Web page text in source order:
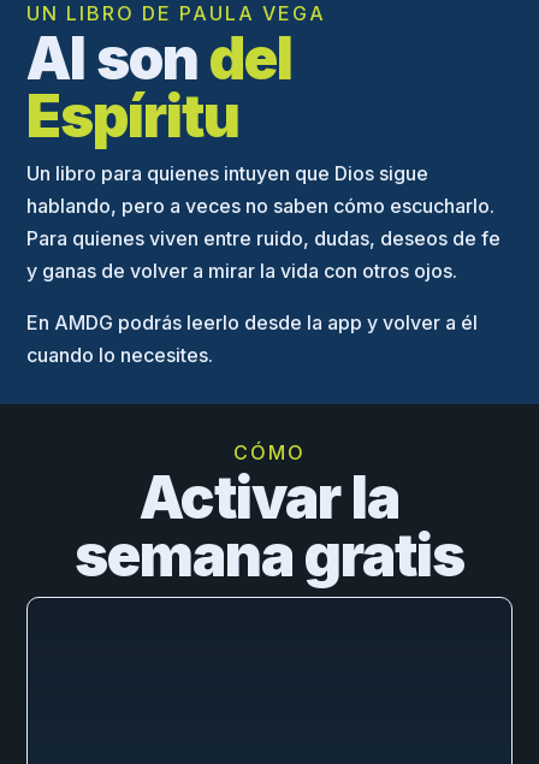
UN LIBRO DE PAULA VEGA
Al sondel
Espíritu
Un libro para quienes intuyen que Dios sigue
hablando, pero a veces no saben cómo escucharlo.
Para quienes viven entre ruido, dudas, deseos de fe
y ganas de volver a mirar la vida con otros ojos.
En AMDG podrás leerlo desde la app y volver a él
cuando lo necesites.
CÓMO
Activar la
semana gratis